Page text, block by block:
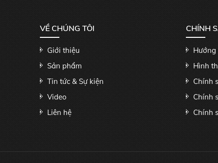
VỀ CHÚNG TÔI
Giới thiệu
Sản phẩm
Tin tức & Sự kiện
Video
Liên hệ
CHÍNH
Hình
Chính
Chính
Chính